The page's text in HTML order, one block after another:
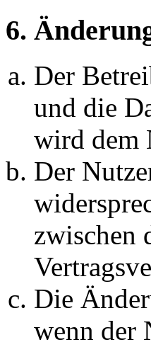
6.
Der
und die
wird dem
Der
zwischen
Die
wenn der